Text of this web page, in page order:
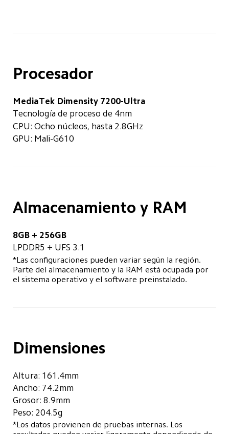
Procesador
MediaTek Dimensity 7200-Ultra
Tecnología de proceso de 4nm
CPU: Ocho núcleos, hasta 2.8GHz
GPU: Mali-G610
Almacenamiento y RAM
8GB + 256GB
LPDDR5 + UFS 3.1
*Las configuraciones pueden variar según la región.
Parte del almacenamiento y la RAM está ocupada por
el sistema operativo y el software preinstalado.
Dimensiones
Altura: 161.4mm
Ancho: 74.2mm
Grosor: 8.9mm
Peso: 204.5g
*Los datos provienen de pruebas internas. Los